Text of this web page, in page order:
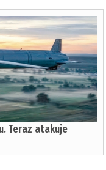
Teraz atakuje